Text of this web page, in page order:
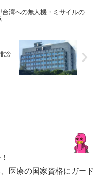
台湾への無人機・ミサイルの
謗
医療の国家資格にガード